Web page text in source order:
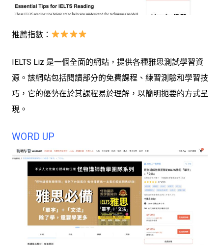
推薦指數：
IELTS Liz 是一個全面的網站，提供各種雅思測試學習資
源。該網站包括閱讀部分的免費課程、練習測驗和學習技
巧，它的優勢在於其課程易於理解，以簡明扼要的方式呈
現。
WORD UP